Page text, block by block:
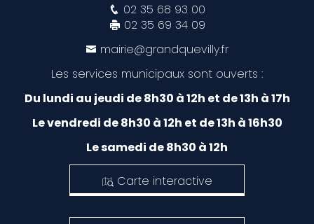
02 35 68 93 00
02 35 69 34 09
mairie@grandquevilly.fr
Les services municipaux sont ouverts :
Du lundi au jeudi de 8h30 à 12h et de 13h à 17h
Le vendredi de 8h30 à 12h et de 13h à 16h30
Le samedi de 8h30 à 12h
Carte interactive